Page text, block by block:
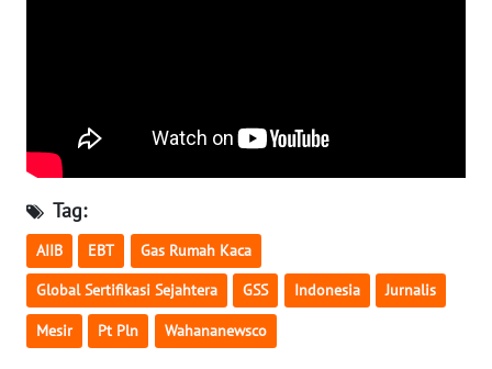
Tag:
AIIB EBT Gas Rumah Kaca
Global Sertifikasi Sejahtera GSS Indonesia Jurnalis
Mesir Pt Pln Wahananewsco
WN
BENGKULU
LAMPUNG
WN